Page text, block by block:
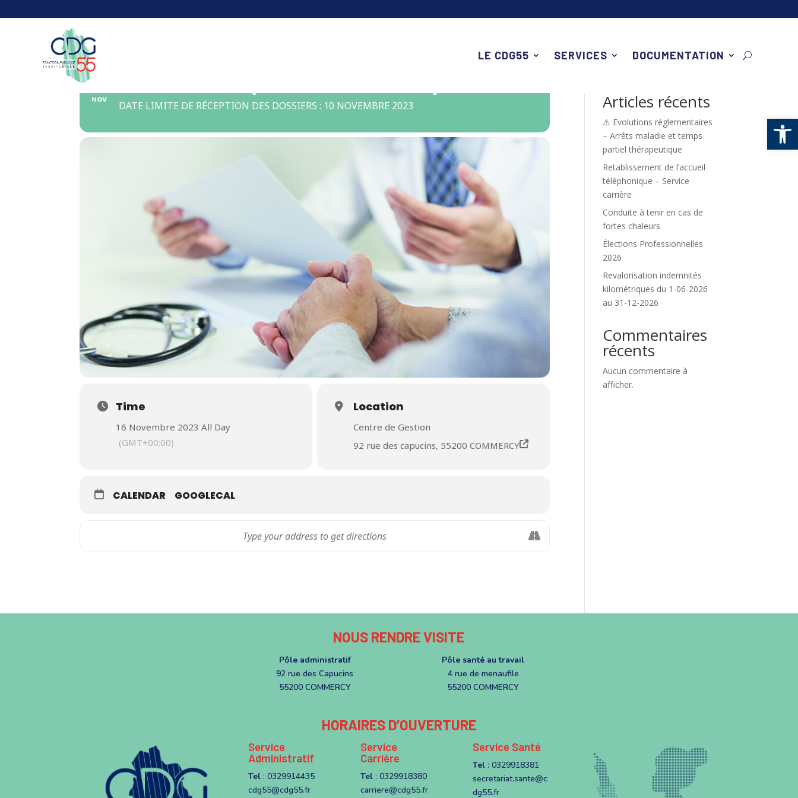
LE CDG55 SERVICES DOCUMENTATION
NOV DATE LIMITE DE RÉCEPTION DES DOSSIERS : 10 NOVEMBRE 2023
Time
16 Novembre 2023 All Day
(GMT+00:00)
Location
Centre de Gestion
92 rue des capucins, 55200 COMMERCY
CALENDAR GOOGLECAL
Articles récents
⚠ Evolutions réglementaires
– Arrêts maladie et temps
partiel thérapeutique
Retablissement de l’accueil
téléphonique – Service
carrière
Conduite à tenir en cas de
fortes chaleurs
Élections Professionnelles
2026
Revalorisation indemnités
kilométriques du 1-06-2026
au 31-12-2026
Commentaires
récents
Aucun commentaire à
afficher.
NOUS RENDRE VISITE
Pôle administratif
92 rue des Capucins
55200 COMMERCY
Pôle santé au travail
4 rue de menaufile
55200 COMMERCY
HORAIRES D’OUVERTURE
Service
Administratif
Tel: 0329914435
cdg55@cdg55.fr
Service
Carrière
Tel : 0329918380
carriere@cdg55.fr
Service Santé
Tel : 0329918381
secretariat.sante@c
dg55.fr